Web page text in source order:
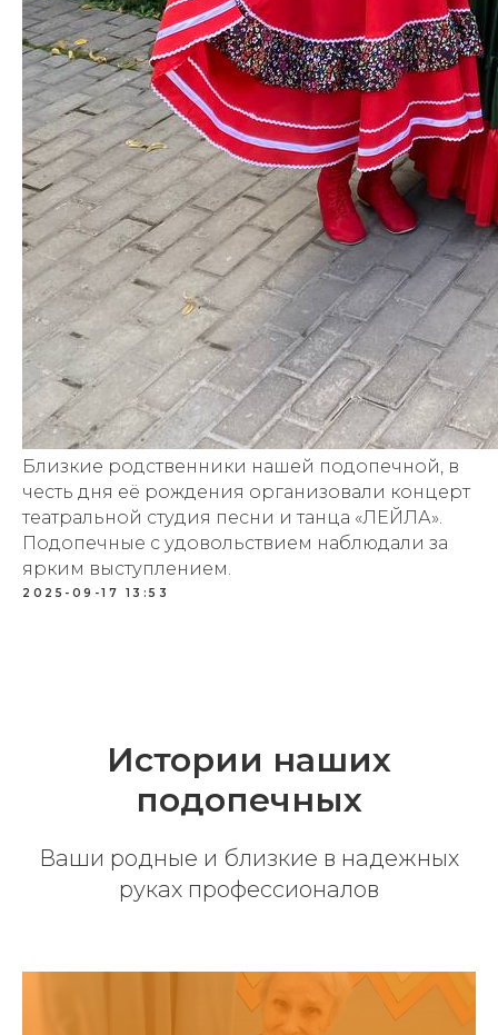
Близкие родственники нашей подопечной, в
честь дня её рождения организовали концерт
театральной студия песни и танца «ЛЕЙЛА».
Подопечные с удовольствием наблюдали за
ярким выступлением.
2025-09-17 13:53
Истории наших
подопечных
Ваши родные и близкие в надежных
руках профессионалов